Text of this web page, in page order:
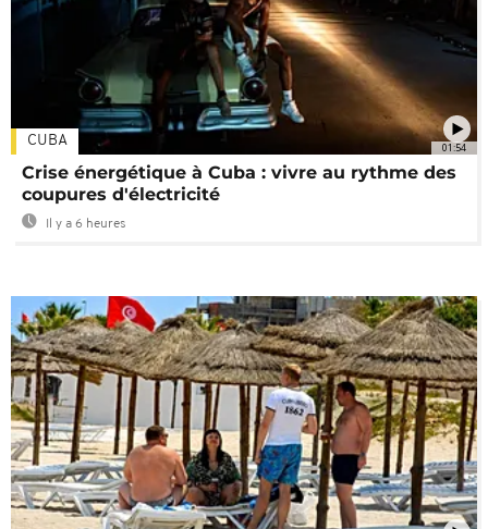
01:54
CUBA
Crise énergétique à Cuba : vivre au rythme des
coupures d'électricité
Il y a 6 heures